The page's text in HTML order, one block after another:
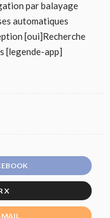
par balayage
automatiques
[oui]Recherche
[legende-app]
X
MAIL